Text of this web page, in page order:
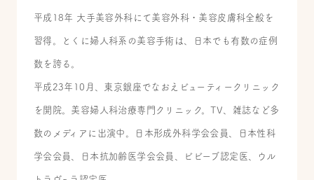
平成18年 大手美容外科にて美容外科・美容皮膚科全般を
習得。とくに婦人科系の美容手術は、日本でも有数の症例
数を誇る。
平成23年10月、東京銀座でなおえビューティークリニック
を開院。美容婦人科治療専門クリニック。TV、雑誌など多
数のメディアに出演中。日本形成外科学会会員、日本性科
学会会員、日本抗加齢医学会会員、ビビーブ認定医、ウル